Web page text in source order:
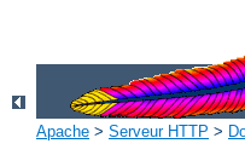
Apache > Serveur HTTP >